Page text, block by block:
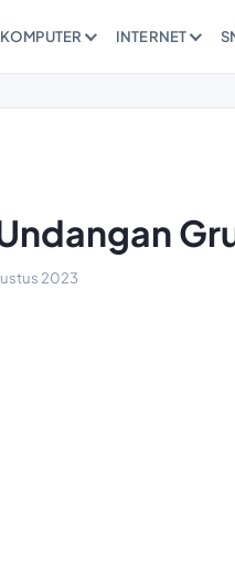
KOMPUTER INTERNET
2023